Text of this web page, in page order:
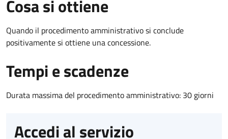
Cosa si ottiene
Quando il procedimento amministrativo si conclude
positivamente si ottiene una concessione.
Tempi e scadenze
Durata massima del procedimento amministrativo: 30 giorni
Accedi al servizio